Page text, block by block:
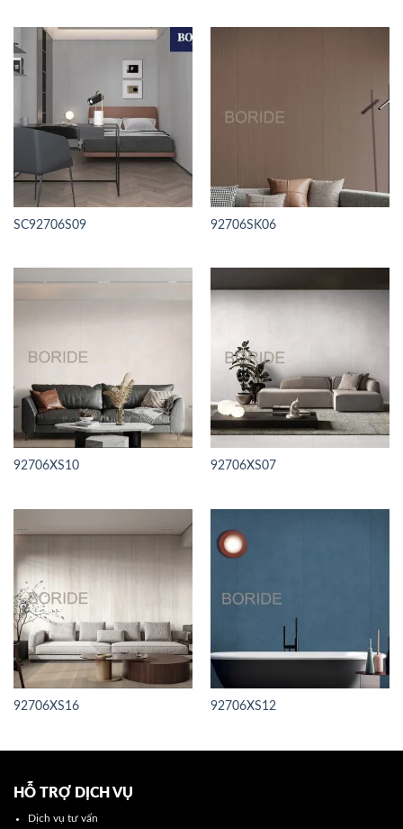
SC92706S09 92706SK06
92706XS10 92706XS07
92706XS16 92706XS12
HỖ TRỢ DỊCH VỤ
Dịch vụ tư vấn